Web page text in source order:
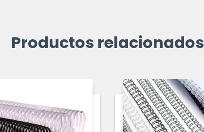
Productos relacionados